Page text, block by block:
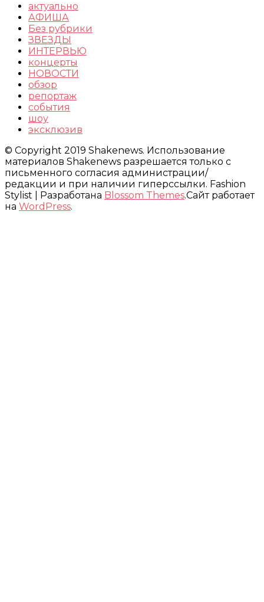
актуально
АФИША
Без рубрики
ЗВЕЗДЫ
ИНТЕРВЬЮ
концерты
НОВОСТИ
обзор
репортаж
события
шоу
эксклюзив
© Copyright 2019 Shakenews. Использование
материалов Shakenews разрешается только с
письменного согласия администрации/
редакции и при наличии гиперссылки. Fashion
Stylist | Разработана Blossom Themes.Сайт работает
на WordPress.